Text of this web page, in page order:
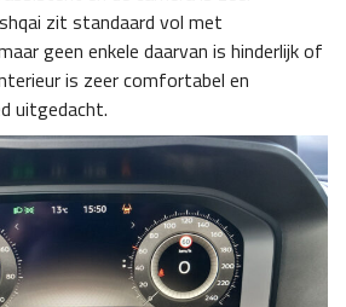
zit standaard vol met
geen enkele daarvan is hinderlijk of
is zeer comfortabel en
uitgedacht.